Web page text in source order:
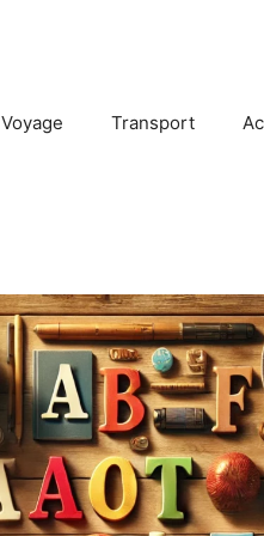
Voyage Transport